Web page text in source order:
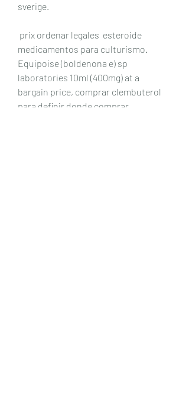
sverige.
medicamentos para culturismo.
Equipoise (boldenona e) sp
laboratories 10ml (400mg) at a
bargain price, comprar clembuterol
para definir donde comprar